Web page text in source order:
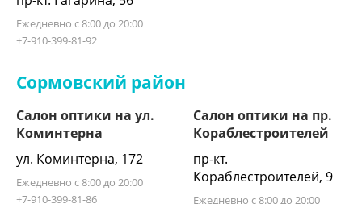
Ежедневно с 8:00 до 20:00
+7-910-399-81-92
Сормовский район
Салон оптики на ул.
Коминтерна
ул. Коминтерна, 172
Ежедневно с 8:00 до 20:00
+7-910-399-81-86
Салон оптики на пр.
Кораблестроителей
пр-кт.
Кораблестроителей, 9
Ежедневно с 8:00 до 20:00